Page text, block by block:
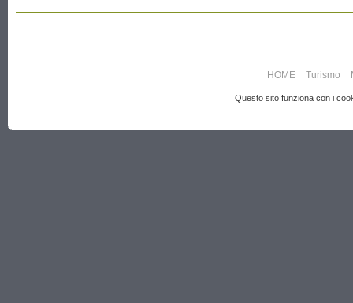
HOME Turismo
Questo sito funziona con i